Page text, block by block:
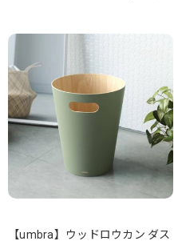
【umbra】ウッドロウカン ダス